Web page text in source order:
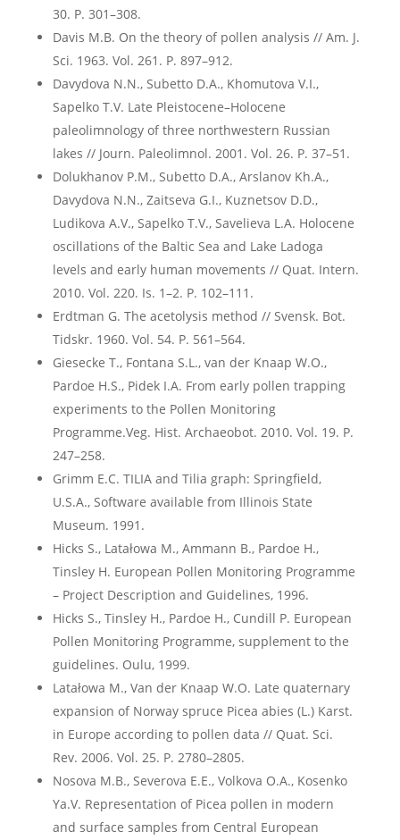
30. P. 301–308.
Davis M.B. On the theory of pollen analysis // Am. J.
Sci. 1963. Vol. 261. P. 897–912.
Davydova N.N., Subetto D.A., Khomutova V.I.,
Sapelko T.V. Late Pleistocene–Holocene
paleolimnology of three northwestern Russian
lakes // Journ. Paleolimnol. 2001. Vol. 26. P. 37–51.
Dolukhanov P.M., Subetto D.A., Arslanov Kh.A.,
Davydova N.N., Zaitseva G.I., Kuznetsov D.D.,
Ludikova A.V., Sapelko T.V., Savelieva L.A. Holocene
oscillations of the Baltic Sea and Lake Ladoga
levels and early human movements // Quat. Intern.
2010. Vol. 220. Is. 1–2. P. 102–111.
Erdtman G. The acetolysis method // Svensk. Bot.
Tidskr. 1960. Vol. 54. P. 561–564.
Giesecke T., Fontana S.L., van der Knaap W.O.,
Pardoe H.S., Pidek I.A. From early pollen trapping
experiments to the Pollen Monitoring
Programme.Veg. Hist. Archaeobot. 2010. Vol. 19. P.
247–258.
Grimm E.C. TILIA and Tilia graph: Springfield,
U.S.A., Software available from Illinois State
Museum. 1991.
Hicks S., Latałowa M., Ammann B., Pardoe H.,
Tinsley H. European Pollen Monitoring Programme
– Project Description and Guidelines, 1996.
Hicks S., Tinsley H., Pardoe H., Cundill P. European
Pollen Monitoring Programme, supplement to the
guidelines. Oulu, 1999.
Latałowa M., Van der Knaap W.O. Late quaternary
expansion of Norway spruce Picea abies (L.) Karst.
in Europe according to pollen data // Quat. Sci.
Rev. 2006. Vol. 25. Р. 2780–2805.
Nosova M.B., Severova E.E., Volkova O.A., Kosenko
Ya.V. Representation of Picea pollen in modern
and surface samples from Central European